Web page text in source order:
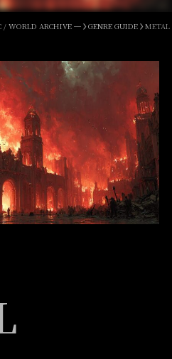
WORLD ARCHIVE ─ GENRE GUIDE METAL